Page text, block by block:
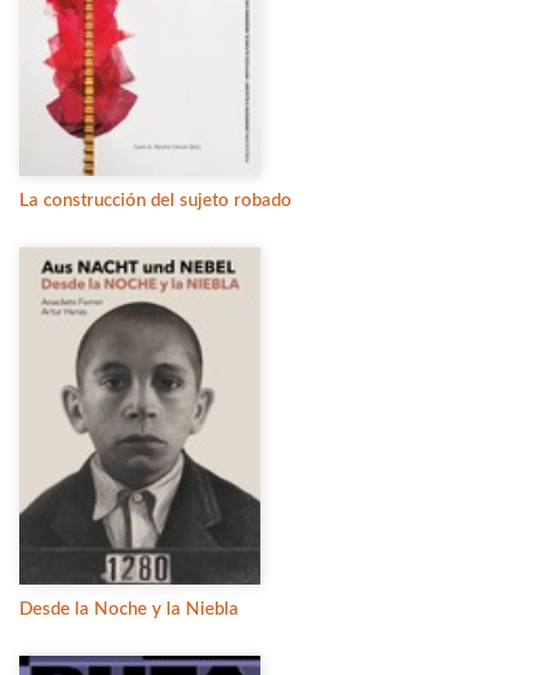
La construcción del sujeto robado
Desde la Noche y la Niebla